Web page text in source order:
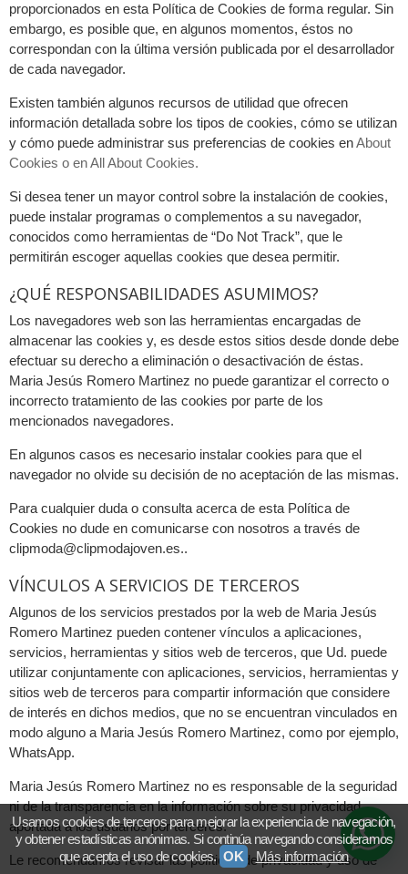
proporcionados en esta Política de Cookies de forma regular. Sin
embargo, es posible que, en algunos momentos, éstos no
correspondan con la última versión publicada por el desarrollador
de cada navegador.
Existen también algunos recursos de utilidad que ofrecen
información detallada sobre los tipos de cookies, cómo se utilizan
y cómo puede administrar sus preferencias de cookies enAbout
Cookies o en All About Cookies.
Si desea tener un mayor control sobre la instalación de cookies,
puede instalar programas o complementos a su navegador,
conocidos como herramientas de “Do Not Track”, que le
permitirán escoger aquellas cookies que desea permitir.
¿QUÉ RESPONSABILIDADES ASUMIMOS?
Los navegadores web son las herramientas encargadas de
almacenar las cookies y, es desde estos sitios desde donde debe
efectuar su derecho a eliminación o desactivación de éstas.
Maria Jesús Romero Martinez no puede garantizar el correcto o
incorrecto tratamiento de las cookies por parte de los
mencionados navegadores.
En algunos casos es necesario instalar cookies para que el
navegador no olvide su decisión de no aceptación de las mismas.
Para cualquier duda o consulta acerca de esta Política de
Cookies no dude en comunicarse con nosotros a través de
clipmoda@clipmodajoven.es..
VÍNCULOS A SERVICIOS DE TERCEROS
Algunos de los servicios prestados por la web de Maria Jesús
Romero Martinez pueden contener vínculos a aplicaciones,
servicios, herramientas y sitios web de terceros, que Ud. puede
utilizar conjuntamente con aplicaciones, servicios, herramientas y
sitios web de terceros para compartir información que considere
de interés en dichos medios, que no se encuentran vinculados en
modo alguno a Maria Jesús Romero Martinez, como por ejemplo,
WhatsApp.
Maria Jesús Romero Martinez no es responsable de la seguridad
ni de la transparencia en la información sobre su privacidad
aportada a los usuarios por terceros.
Le recomendamos revisar las políticas de privacidad y uso de
Usamos cookies de terceros para mejorar la experiencia de navegación,
y obtener estadísticas anónimas. Si continúa navegando consideramos
que acepta el uso de cookies. OK Más información